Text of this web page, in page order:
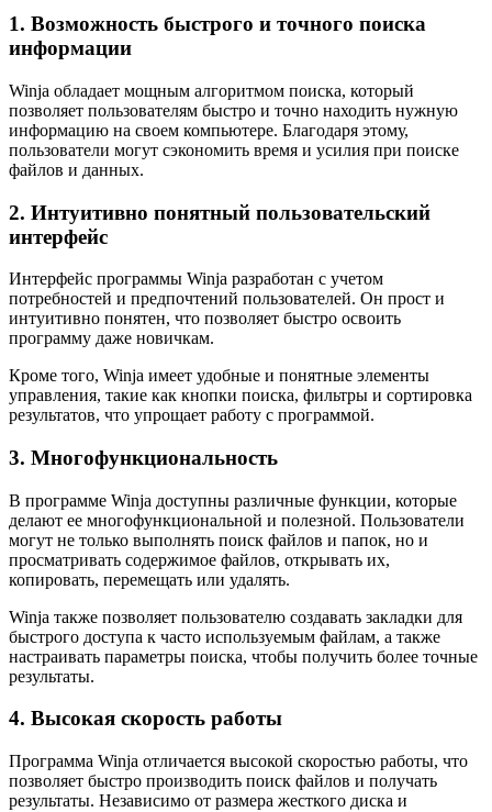
1. Возможность быстрого и точного поиска
информации
Winja обладает мощным алгоритмом поиска, который
позволяет пользователям быстро и точно находить нужную
информацию на своем компьютере. Благодаря этому,
пользователи могут сэкономить время и усилия при поиске
файлов и данных.
2. Интуитивно понятный пользовательский
интерфейс
Интерфейс программы Winja разработан с учетом
потребностей и предпочтений пользователей. Он прост и
интуитивно понятен, что позволяет быстро освоить
программу даже новичкам.
Кроме того, Winja имеет удобные и понятные элементы
управления, такие как кнопки поиска, фильтры и сортировка
результатов, что упрощает работу с программой.
3. Многофункциональность
В программе Winja доступны различные функции, которые
делают ее многофункциональной и полезной. Пользователи
могут не только выполнять поиск файлов и папок, но и
просматривать содержимое файлов, открывать их,
копировать, перемещать или удалять.
Winja также позволяет пользователю создавать закладки для
быстрого доступа к часто используемым файлам, а также
настраивать параметры поиска, чтобы получить более точные
результаты.
4. Высокая скорость работы
Программа Winja отличается высокой скоростью работы, что
позволяет быстро производить поиск файлов и получать
результаты. Независимо от размера жесткого диска и